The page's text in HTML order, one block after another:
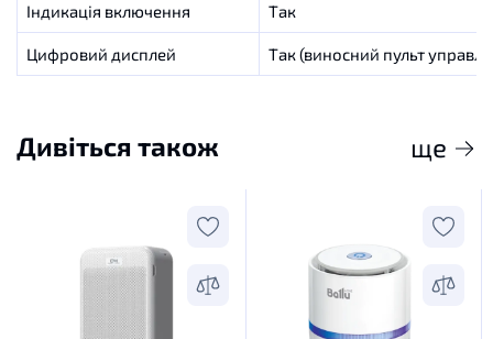
Індикація включення Так
Цифровий дисплей Так (виносний пульт
Дивіться також ще